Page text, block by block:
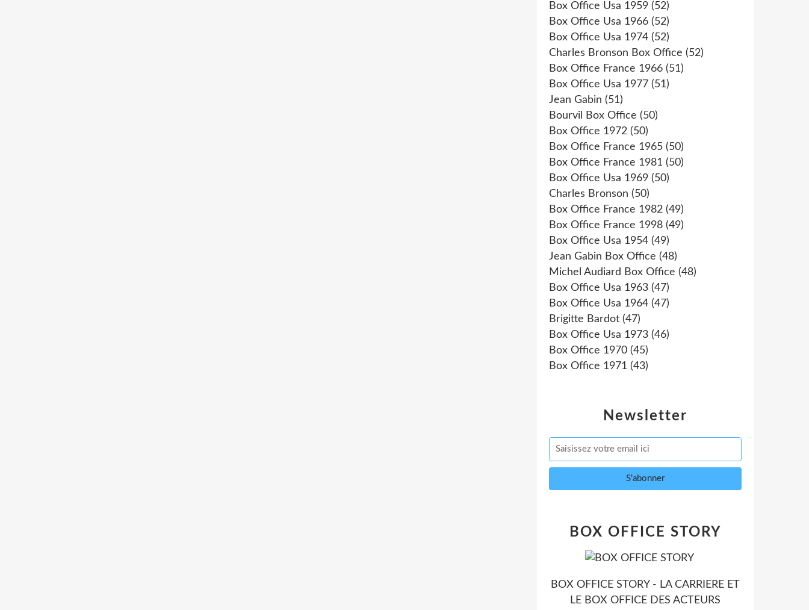
Newsletter
Box Office Usa 1959 (52)
Box Office Usa 1966 (52)
Box Office Usa 1974 (52)
Charles Bronson Box Office (52)
Box Office France 1966 (51)
Box Office Usa 1977 (51)
Jean Gabin (51)
Bourvil Box Office (50)
Box Office 1972 (50)
Box Office France 1965 (50)
Box Office France 1981 (50)
Box Office Usa 1969 (50)
Charles Bronson (50)
Box Office France 1982 (49)
Box Office France 1998 (49)
Box Office Usa 1954 (49)
Jean Gabin Box Office (48)
Michel Audiard Box Office (48)
Box Office Usa 1963 (47)
Box Office Usa 1964 (47)
Brigitte Bardot (47)
Box Office Usa 1973 (46)
Box Office 1970 (45)
Box Office 1971 (43)
BOX OFFICE STORY
BOX OFFICE STORY - LA CARRIERE ET
LE BOX OFFICE DES ACTEURS